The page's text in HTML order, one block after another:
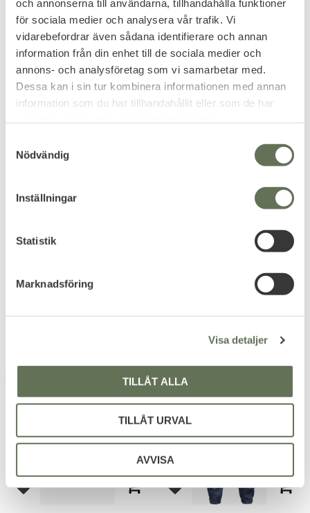
och annonserna till användarna, tillhandahålla funktioner
för sociala medier och analysera vår trafik. Vi
vidarebefordrar även sådana identifierare och annan
information från din enhet till de sociala medier och
annons- och analysföretag som vi samarbetar med.
Dessa kan i sin tur kombinera informationen med annan
information som du har tillhandahållit eller som de har
Nödvändig
Inställningar
Statistik
Marknadsföring
Visa detaljer
TILLÅT ALLA
TILLÅT URVAL
AVVISA
Robust OV
Jackan är vattenavvisande &
Tillverkad av vävt stretch
Lägg till i favoriter Lägg till i favoriter
NYHET